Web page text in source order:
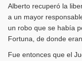
Alberto recuperó la
a un mayor
un robo que se había
Fortuna, de donde
Fue entonces que el